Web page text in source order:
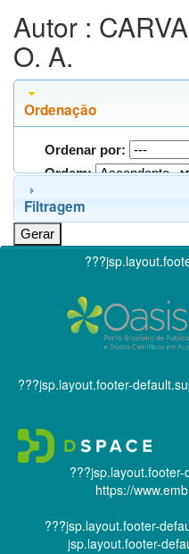
Autor :
O. A.
Ordenação
Ordenar por:
Ordem:
Filtragem
???jsp.layout.footer-
https://
???jsp.layout.footer-
jsp.layout.footer-